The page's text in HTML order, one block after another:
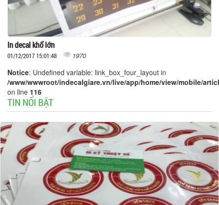
In decal khổ lớn
01/12/2017 15:01:48 1970
Notice: Undefined variable: link_box_four_layout in
/www/wwwroot/indecalgiare.vn/live/app/home/view/mobile/
on line 116
TIN NỔI BẬT